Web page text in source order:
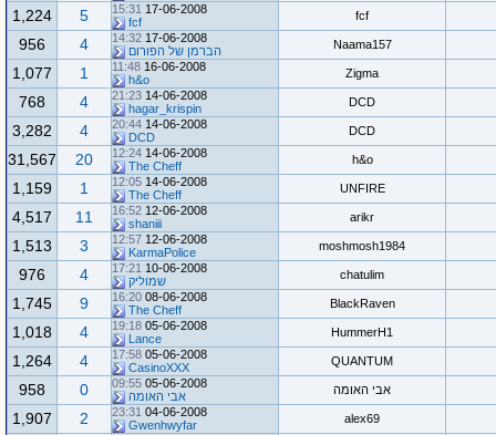
fcf
17-06-2008
15:31
fcf
5
1,224
Naama157
17-06-2008
14:32
הברמן של הפורום
4
956
Zigma
16-06-2008
11:48
h&o
1
1,077
DCD
14-06-2008
21:23
hagar_krispin
4
768
DCD
14-06-2008
20:44
DCD
4
3,282
h&o
14-06-2008
12:24
The Cheff
20
31,567
UNFIRE
14-06-2008
12:05
The Cheff
1
1,159
arikr
12-06-2008
16:52
shaniii
11
4,517
moshmosh1984
12-06-2008
12:57
KarmaPolice
3
1,513
chatulim
10-06-2008
17:21
שמוליק
4
976
BlackRaven
08-06-2008
16:20
The Cheff
9
1,745
HummerH1
05-06-2008
19:18
Lance
4
1,018
QUANTUM
05-06-2008
17:58
CasinoXXX
4
1,264
אבי האומה 05-06-2008
09:55
אבי האומה
0
958
alex69
04-06-2008
23:31
Gwenhwyfar
2
1,907